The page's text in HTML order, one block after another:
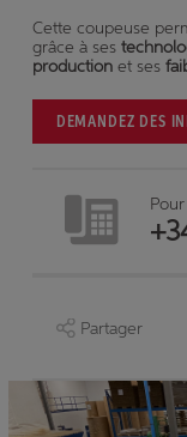
Cette coupeuse
grâce à ses
production et ses
DEMANDEZ DES
Partager